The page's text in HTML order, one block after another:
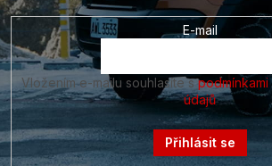
E-mail
Vložením e-mailu souhlasíte s
údajů
Přihlásit se